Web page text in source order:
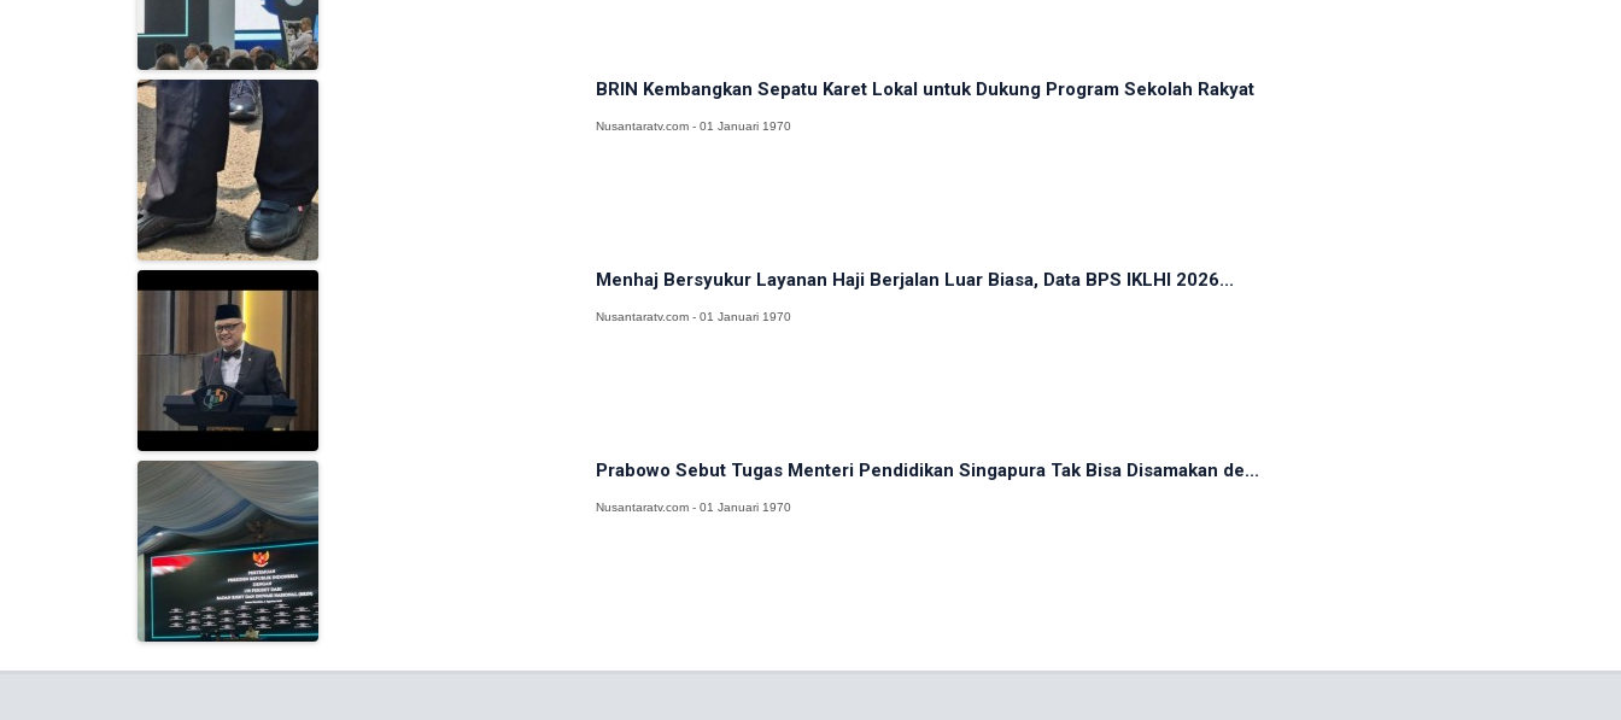
BRIN Kembangkan Sepatu Karet Lokal untuk Dukung Program Sekolah Rakyat
Nusantaratv.com - 01 Januari 1970
Menhaj Bersyukur Layanan Haji Berjalan Luar Biasa, Data BPS IKLHI 2026...
Nusantaratv.com - 01 Januari 1970
Prabowo Sebut Tugas Menteri Pendidikan Singapura Tak Bisa Disamakan de...
Nusantaratv.com - 01 Januari 1970